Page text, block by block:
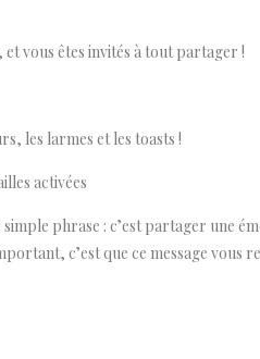
vous êtes invités à tout partager !
les larmes et les toasts !
activées
simple phrase : c’est partager une
c’est que ce message vous